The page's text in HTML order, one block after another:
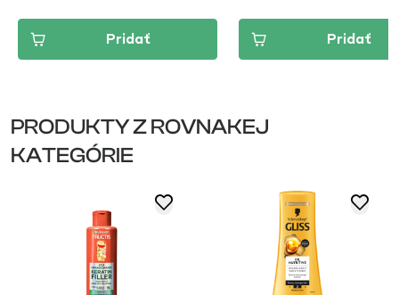
Pridať Pridať
PRODUKTY Z ROVNAKEJ
KATEGÓRIE